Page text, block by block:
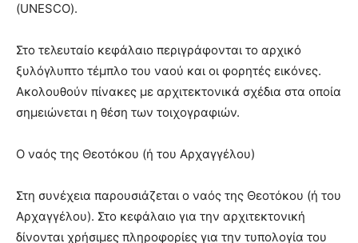
(UNESCO).
Στο τελευταίο κεφάλαιο περιγράφονται το αρχικό
ξυλόγλυπτο τέμπλο του ναού και οι φορητές εικόνες.
Ακολουθούν πίνακες με αρχιτεκτονικά σχέδια στα οποία
σημειώνεται η θέση των τοιχογραφιών.
Ο ναός της Θεοτόκου (ή του Aρχαγγέλου)
Στη συνέχεια παρουσιάζεται ο ναός της Θεοτόκου (ή του
Aρχαγγέλου). Στο κεφάλαιο για την αρχιτεκτονική
δίνονται χρήσιμες πληροφορίες για την τυπολογία του